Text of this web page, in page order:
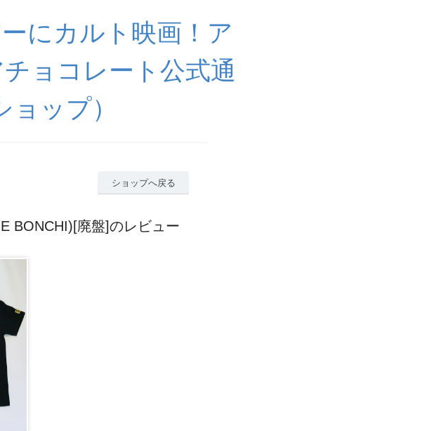
にカルト映画！ア
ョコレート公式通
ップ）
ショップへ戻る
BONCHI)[廃盤]のレビュー